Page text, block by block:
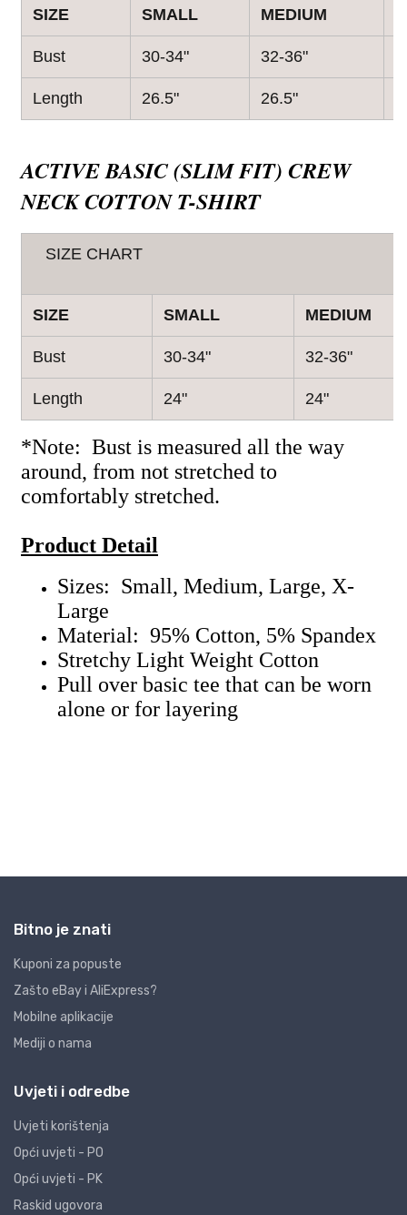
Bitno je znati
Kuponi za popuste
Zašto eBay i AliExpress?
Mobilne aplikacije
Mediji o nama
Uvjeti i odredbe
Uvjeti korištenja
Opći uvjeti - PO
Opći uvjeti - PK
Raskid ugovora